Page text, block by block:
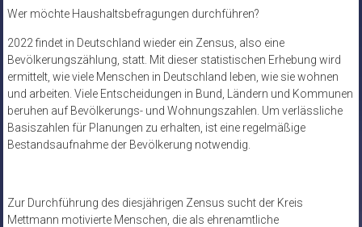
Wer möchte Haushaltsbefragungen durchführen?
2022 findet in Deutschland wieder ein Zensus, also eine
Bevölkerungszählung, statt. Mit dieser statistischen Erhebung wird
ermittelt, wie viele Menschen in Deutschland leben, wie sie wohnen
und arbeiten. Viele Entscheidungen in Bund, Ländern und Kommunen
beruhen auf Bevölkerungs- und Wohnungszahlen. Um verlässliche
Basiszahlen für Planungen zu erhalten, ist eine regelmäßige
Bestandsaufnahme der Bevölkerung notwendig.
Zur Durchführung des diesjährigen Zensus sucht der Kreis
Mettmann motivierte Menschen, die als ehrenamtliche